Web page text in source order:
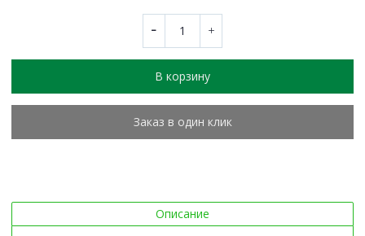
В корзину
Заказ в один клик
Описание